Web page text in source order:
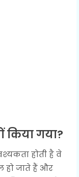
किया गया?
होती है वे
हो जाते हैं और